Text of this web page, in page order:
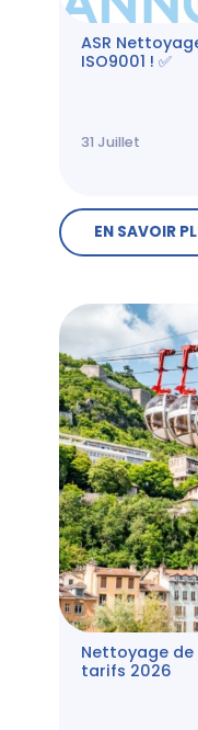
ASR
ISO9001 ! ✅
31 Juillet
EN SAVOIR
Nettoyage de
tarifs 2026